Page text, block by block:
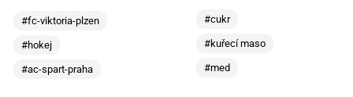
#fc-viktoria-plzen
#hokej
#ac-spart-praha
#cukr
#kuřecí maso
#med